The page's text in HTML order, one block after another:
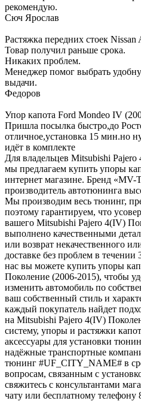
рекомендую.
Сюч Ярослав
Растяжка передних стоек Nissan
Товар получил раньше срока.
Никаких проблем.
Менеджер помог выбрать
выдачи.
Федоров
Упор капота Ford Mondeo IV
Пришла посылка быстро,до
отличное,установка 15 мин.но
идёт в комплекте
Для владельцев Mitsubishi
мы предлагаем купить упоры
интернет магазине. Бренд «MV-
производитель автотюнинга
Мы производим весь тюнинг,
поэтому гарантируем, что
вашего Mitsubishi Pajero 4(IV)
выполнено качественными
или возврат некачественного
доставке без проблем в
нас вы можете купить упоры
Поколение (2006-2015), чтобы
изменить автомобиль по
ваш собственный стиль и
каждый покупатель найдет
на Mitsubishi Pajero 4(IV)
систему, упоры и растяжки
аксессуары для установки
надёжные транспортные
тюнинг #UF_CITY_NAME# в
вопросам, связанным с
свяжитесь с консультантами
чату или бесплатному телефону